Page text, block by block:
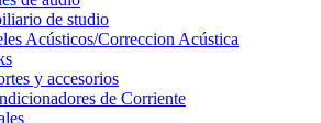
de studio
Acústicos/Correccion Acústica
y accesorios
de Corriente